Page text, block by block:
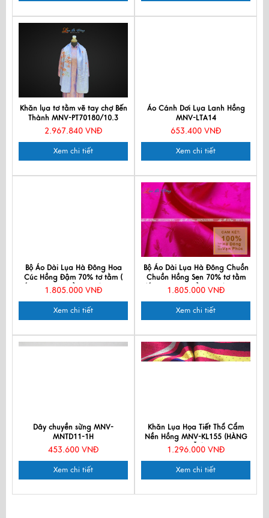
Khăn lụa tơ tằm vẽ tay chợ Bến
Thành MNV-PT70180/10.3
2.967.840 VNĐ
Xem chi tiết
Áo Cánh Dơi Lụa Lanh Hồng
MNV-LTA14
653.400 VNĐ
Xem chi tiết
Bộ Áo Dài Lụa Hà Đông Hoa
Cúc Hồng Đậm 70% tơ tằm (
Áo 3,7m + Quần 2,3m) MNV-
1.805.000 VNĐ
Xem chi tiết
Bộ Áo Dài Lụa Hà Đông Chuồn
Chuồn Hồng Sen 70% tơ tằm
(Áo 2.5m + Quần 2,3m) MNV-
1.805.000 VNĐ
Xem chi tiết
Dây chuyền sừng MNV-
MNTD11-1H
453.600 VNĐ
Xem chi tiết
Khăn Lụa Họa Tiết Thổ Cẩm
Nền Hồng MNV-KL155 (HÀNG
ĐẶT)
1.296.000 VNĐ
Xem chi tiết